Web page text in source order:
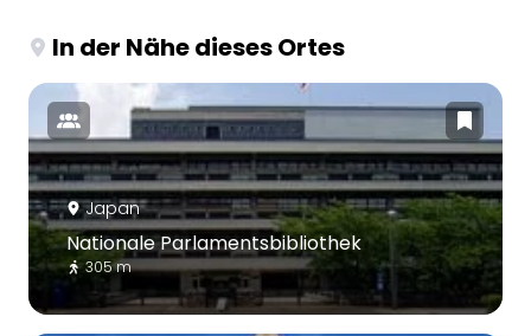
In der Nähe dieses Ortes
Japan
Nationale Parlamentsbibliothek
305 m